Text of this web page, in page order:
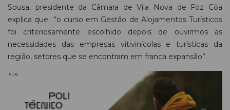
Sousa, presidente da Câmara de Vila Nova de Foz Côa
explica que “o curso em Gestão de Alojamentos Turísticos
foi criteriosamente escolhido depois de ouvirmos as
necessidades das empresas vitivinícolas e turísticas da
região, setores que se encontram em franca expansão”.
PUB